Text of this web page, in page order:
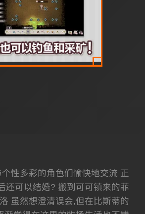
性多彩的角色们愉快地交流 正
可以结婚? 搬到可可镇来的菲
虽然想澄清误会,但在比斯蒂的